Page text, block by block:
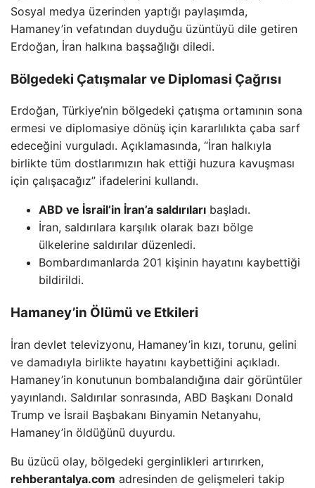
Sosyal medya üzerinden yaptığı paylaşımda,
Hamaney’in vefatından duyduğu üzüntüyü dile getiren
Erdoğan, İran halkına başsağlığı diledi.
Bölgedeki Çatışmalar ve Diplomasi Çağrısı
Erdoğan, Türkiye’nin bölgedeki çatışma ortamının sona
ermesi ve diplomasiye dönüş için kararlılıkta çaba sarf
edeceğini vurguladı. Açıklamasında, “İran halkıyla
birlikte tüm dostlarımızın hak ettiği huzura kavuşması
için çalışacağız” ifadelerini kullandı.
ABD ve İsrail’in İran’a saldırıları başladı.
İran, saldırılara karşılık olarak bazı bölge
ülkelerine saldırılar düzenledi.
Bombardımanlarda 201 kişinin hayatını kaybettiği
bildirildi.
Hamaney’in Ölümü ve Etkileri
İran devlet televizyonu, Hamaney’in kızı, torunu, gelini
ve damadıyla birlikte hayatını kaybettiğini açıkladı.
Hamaney’in konutunun bombalandığına dair görüntüler
yayınlandı. Saldırılar sonrasında, ABD Başkanı Donald
Trump ve İsrail Başbakanı Binyamin Netanyahu,
Hamaney’in öldüğünü duyurdu.
Bu üzücü olay, bölgedeki gerginlikleri artırırken,
rehberantalya.com adresinden de gelişmeleri takip